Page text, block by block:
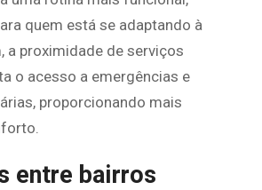
quem está se adaptando à
a proximidade de serviços
o acesso a emergências e
proporcionando mais
entre bairros